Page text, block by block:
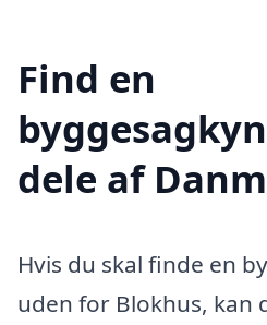
Find en
dele af
Hvis du skal finde en
uden for Blokhus, kan